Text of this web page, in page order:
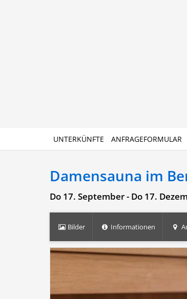
UNTERKÜNFTE ANFRAGEFORMULAR
Damensauna im
Do 17. September - Do 17.
Bilder Informationen